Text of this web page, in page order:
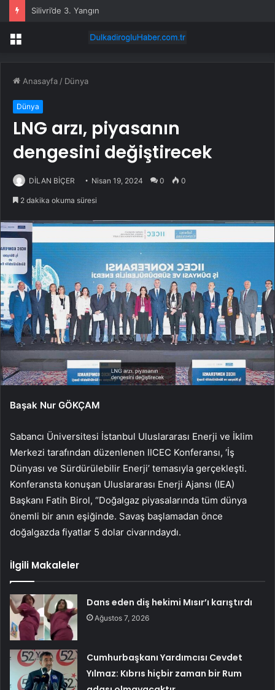
Silivri’de 3. Yangın
Menü
Anasayfa / Dünya
Dünya
LNG arzı, piyasanın
dengesini değiştirecek
DİLAN BİÇER Nisan 19, 2024 0 0
2 dakika okuma süresi
Başak Nur GÖKÇAM
Sabancı Üniversitesi İstanbul Uluslararası Enerji ve İklim
Merkezi tarafından düzenlenen IICEC Konferansı, ‘İş
Dünyası ve Sürdürülebilir Enerji’ temasıyla gerçekleşti.
Konferansta konuşan Uluslararası Enerji Ajansı (IEA)
Başkanı Fatih Birol, “Doğalgaz piyasalarında tüm dünya
önemli bir anın eşiğinde. Savaş başlamadan önce
doğalgazda fiyatlar 5 dolar civarındaydı.
İlgili Makaleler
Dans eden diş hekimi Mısır’ı karıştırdı
Ağustos 7, 2026
Cumhurbaşkanı Yardımcısı Cevdet
Yılmaz: Kıbrıs hiçbir zaman bir Rum